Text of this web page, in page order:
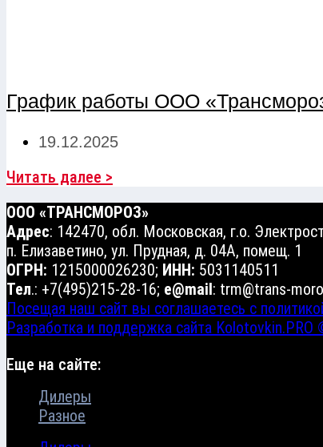
График работы ООО
19.12.2025
Читать далее >
ООО «ТРАНСМОРОЗ»
Адрес: 142470, обл. Московская, г.о.
п. Елизаветино, ул. Прудная, д. 04А, помещ. 1
ОГРН: 1215000026230; ИНН: 5031140511
Тел.: +7(495)215-28-16; e@mail: trm@trans-
Посещая наш сайт вы соглашаетесь с
Разработка и поддержка сайта
Еще на сайте:
Дилеры
Разное